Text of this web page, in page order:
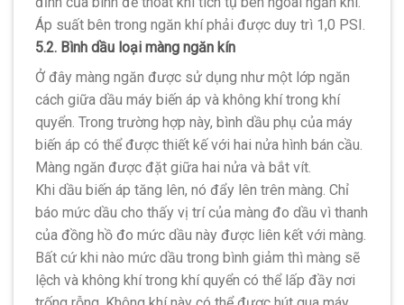
Áp suất bên trong ngăn khí phải được duy trì 1,0 PSI.
5.2. Bình dầu loại màng ngăn kín
Ở đây màng ngăn được sử dụng như một lớp ngăn
cách giữa dầu máy biến áp và không khí trong khí
quyển. Trong trường hợp này, bình dầu phụ của máy
biến áp có thể được thiết kế với hai nửa hình bán cầu.
Màng ngăn được đặt giữa hai nửa và bắt vít.
Khi dầu biến áp tăng lên, nó đẩy lên trên màng. Chỉ
báo mức dầu cho thấy vị trí của màng đo dầu vì thanh
của đồng hồ đo mức dầu này được liên kết với màng.
Bất cứ khi nào mức dầu trong bình giảm thì màng sẽ
lệch và không khí trong khí quyển có thể lấp đầy nơi